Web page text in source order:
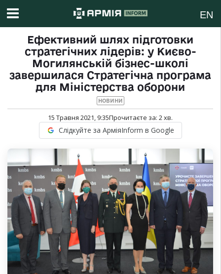
EN
Ефективний шлях підготовки
стратегічних лідерів: у Києво-
Могилянській бізнес-школі
завершилася Стратегічна програма
для Міністерства оборони
НОВИНИ
15 Травня 2021, 9:35Прочитаєте за: 2хв.
Слідкуйте за АрміяInform в Google